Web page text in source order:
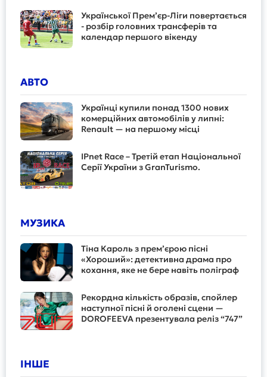
Української Прем’єр-Ліги повертається
- розбір головних трансферів та
календар першого вікенду
АВТО
Українці купили понад 1300 нових
комерційних автомобілів у липні:
Renault — на першому місці
IPnet Race – Третій етап Національної
Серії України з GranTurismo.
МУЗИКА
Тіна Кароль з прем’єрою пісні
«Хороший»: детективна драма про
кохання, яке не бере навіть поліграф
Рекордна кількість образів, спойлер
наступної пісні й оголені сцени —
DOROFEEVA презентувала реліз “747”
ІНШЕ